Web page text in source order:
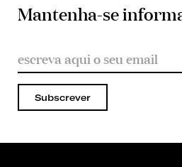
Mantenha-se
Subscrever